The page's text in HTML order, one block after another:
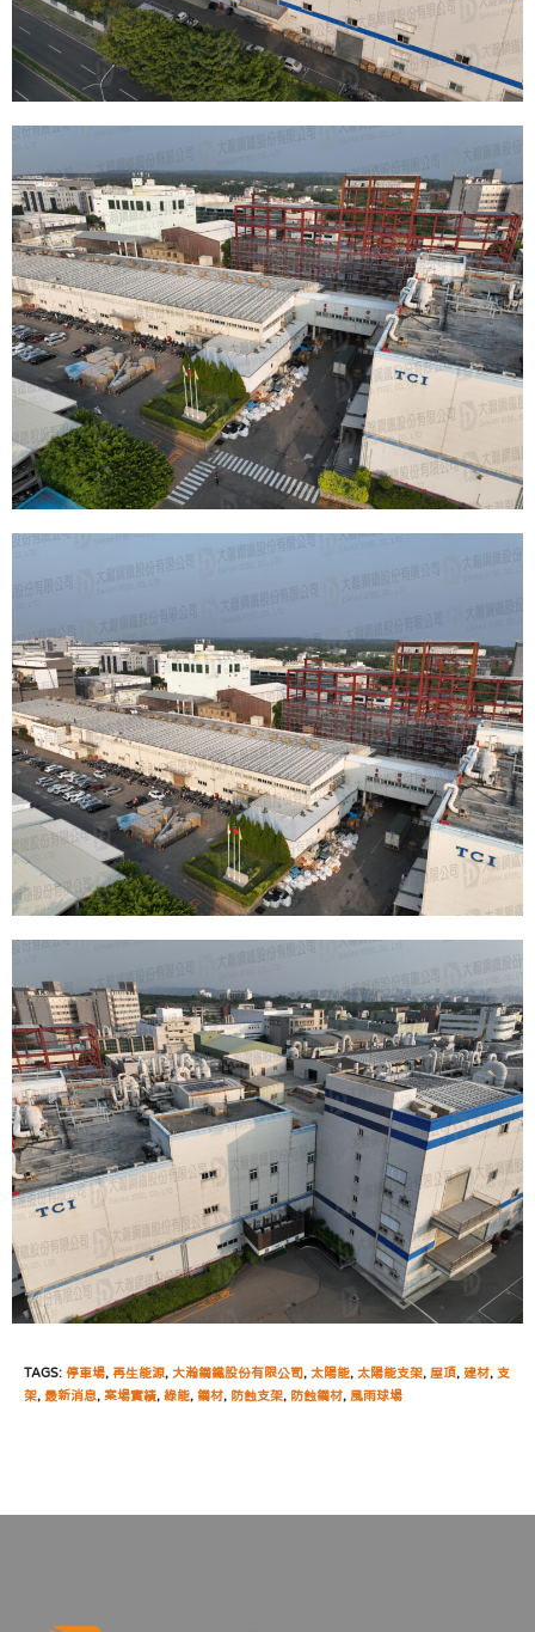
TAGS: 停車場, 再生能源, 大瀚鋼鐵股份有限公司 , 太陽能, 太陽能支架, 屋頂, 建材, 支
架, 最新消息, 案場實績, 綠能, 鋼材, 防蝕支架, 防蝕鋼材, 風雨球場